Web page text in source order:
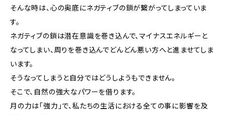
そんな時は、心の奥底にネガティブの鎖が繋がってしまっていま
す。
ネガティブの鎖は潜在意識を巻き込んで、マイナスエネルギーと
なってしまい、周りを巻き込んでどんどん悪い方へと進ませてしま
います。
そうなってしまうと自分ではどうしようもできません。
そこで、自然の強大なパワーを借ります。
月の力は「強力」で、私たちの生活における全ての事に影響を及